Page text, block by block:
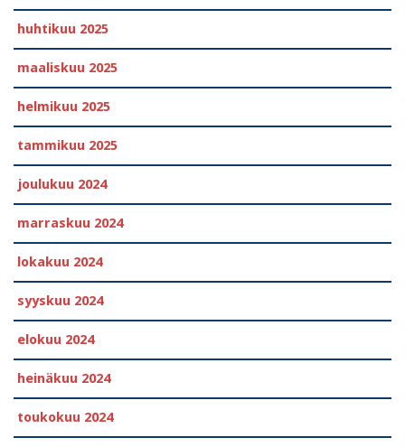
huhtikuu 2025
maaliskuu 2025
helmikuu 2025
tammikuu 2025
joulukuu 2024
marraskuu 2024
lokakuu 2024
syyskuu 2024
elokuu 2024
heinäkuu 2024
toukokuu 2024